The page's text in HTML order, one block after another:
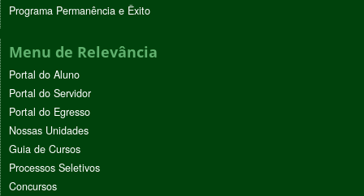
Programa Permanência e Êxito
Menu de Relevância
Portal do Aluno
Portal do Servidor
Portal do Egresso
Nossas Unidades
Guia de Cursos
Processos Seletivos
Concursos